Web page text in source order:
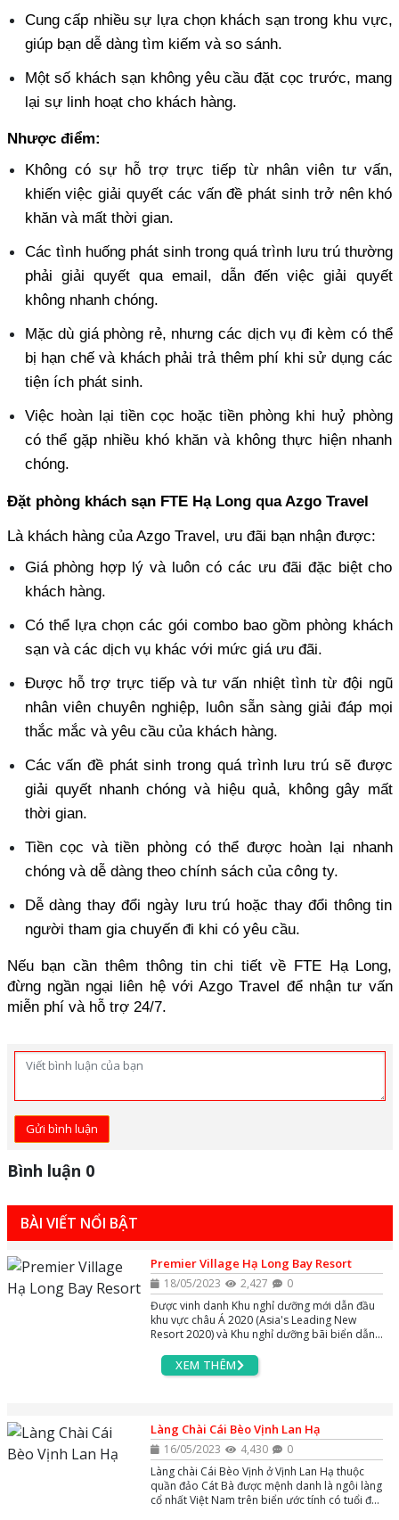
Cung cấp nhiều sự lựa chọn khách sạn trong khu vực,
giúp bạn dễ dàng tìm kiếm và so sánh.
Một số khách sạn không yêu cầu đặt cọc trước, mang
lại sự linh hoạt cho khách hàng.
Nhược điểm:
Không có sự hỗ trợ trực tiếp từ nhân viên tư vấn,
khiến việc giải quyết các vấn đề phát sinh trở nên khó
khăn và mất thời gian.
Các tình huống phát sinh trong quá trình lưu trú thường
phải giải quyết qua email, dẫn đến việc giải quyết
không nhanh chóng.
Mặc dù giá phòng rẻ, nhưng các dịch vụ đi kèm có thể
bị hạn chế và khách phải trả thêm phí khi sử dụng các
tiện ích phát sinh.
Việc hoàn lại tiền cọc hoặc tiền phòng khi huỷ phòng
có thể gặp nhiều khó khăn và không thực hiện nhanh
chóng.
Đặt phòng khách sạn FTE Hạ Long qua Azgo Travel
Là khách hàng của Azgo Travel, ưu đãi bạn nhận được:
Giá phòng hợp lý và luôn có các ưu đãi đặc biệt cho
khách hàng.
Có thể lựa chọn các gói combo bao gồm phòng khách
sạn và các dịch vụ khác với mức giá ưu đãi.
Được hỗ trợ trực tiếp và tư vấn nhiệt tình từ đội ngũ
nhân viên chuyên nghiệp, luôn sẵn sàng giải đáp mọi
thắc mắc và yêu cầu của khách hàng.
Các vấn đề phát sinh trong quá trình lưu trú sẽ được
giải quyết nhanh chóng và hiệu quả, không gây mất
thời gian.
Tiền cọc và tiền phòng có thể được hoàn lại nhanh
chóng và dễ dàng theo chính sách của công ty.
Dễ dàng thay đổi ngày lưu trú hoặc thay đổi thông tin
người tham gia chuyến đi khi có yêu cầu.
Nếu bạn cần thêm thông tin chi tiết về FTE Hạ Long,
đừng ngần ngại liên hệ với Azgo Travel để nhận tư vấn
miễn phí và hỗ trợ 24/7.
Gửi bình luận
Bình luận 0
BÀI VIẾT NỔI BẬT
Premier Village Hạ Long Bay Resort
18/05/2023 2,427
0
Được vinh danh Khu nghỉ dưỡng mới dẫn đầu
khu vực châu Á 2020 (Asia's Leading New
Resort 2020) và Khu nghỉ dưỡng bãi biển dẫn
Hotel 2020) bởi Tổ chức World Travel Awards
danh tiếng - Tuyệt tác nghỉ dưỡng 5 sao
ôm tầm nhìn bao trọn vịnh Di sản. Hãy cùng
AZgo Travel khám phá khu nghỉ dưỡng độc
đáo này xem có gì đáng trải nghiệm các bạn
nhé !
XEM THÊM
Làng Chài Cái Bèo Vịnh Lan Hạ
16/05/2023 4,430
0
Làng chài Cái Bèo Vịnh ở Vịnh Lan Hạ thuộc
quần đảo Cát Bà được mệnh danh là ngôi làng
cổ nhất Việt Nam trên biển ước tính có tuổi đời